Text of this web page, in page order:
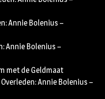
Annie Bolenius –
Annie Bolenius –
met de Geldmaat
Overleden: Annie Bolenius –